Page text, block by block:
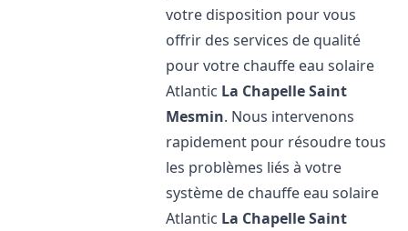
votre disposition pour vous
offrir des services de qualité
pour votre chauffe eau solaire
Atlantic La Chapelle Saint
Mesmin. Nous intervenons
rapidement pour résoudre tous
les problèmes liés à votre
système de chauffe eau solaire
Atlantic La Chapelle Saint